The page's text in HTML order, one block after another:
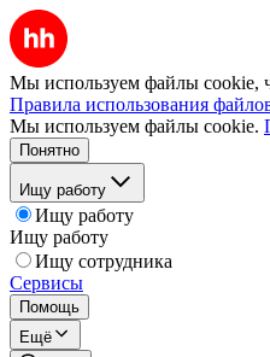
Мы используем файлы cookie,
Правила использования
Мы используем файлы cookie.
Понятно
Ищу работу
Ищу работу
Ищу работу
Ищу сотрудника
Сервисы
Помощь
Ещё